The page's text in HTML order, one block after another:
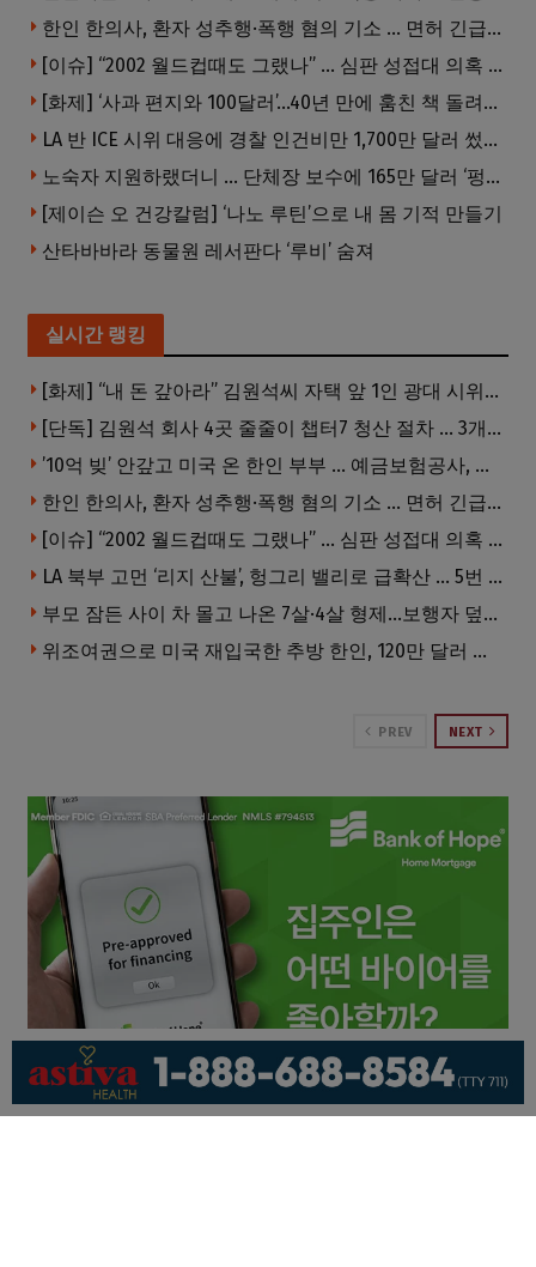
한인 한의사, 환자 성추행·폭행 혐의 기소 … 면허 긴급정지
[이슈] “2002 월드컵때도 그랬나” … 심판 성접대 의혹 해외로 일파만파, 4강 신화까지 불똥
[화제] ‘사과 편지와 100달러’…40년 만에 훔친 책 돌려준 절도범
LA 반 ICE 시위 대응에 경찰 인건비만 1,700만 달러 썼다.
노숙자 지원하랬더니 … 단체장 보수에 165만 달러 ‘펑펑’
[제이슨 오 건강칼럼] ‘나노 루틴’으로 내 몸 기적 만들기
산타바바라 동물원 레서판다 ‘루비’ 숨져
실시간 랭킹
[화제] “내 돈 갚아라” 김원석씨 자택 앞 1인 광대 시위 … 한인 투자사, “108만 달러 못받아”
[단독] 김원석 회사 4곳 줄줄이 챕터7 청산 절차 … 3개 법인 같은 날 동시 파산 신청
’10억 빚’ 안갚고 미국 온 한인 부부 … 예금보험공사, 미국서 소송
한인 한의사, 환자 성추행·폭행 혐의 기소 … 면허 긴급정지
[이슈] “2002 월드컵때도 그랬나” … 심판 성접대 의혹 해외로 일파만파, 4강 신화까지 불똥
LA 북부 고먼 ‘리지 산불’, 헝그리 밸리로 급확산 … 5번 Fwy 양방향 전면 폐쇄
부모 잠든 사이 차 몰고 나온 7살·4살 형제…보행자 덮쳐 중태
위조여권으로 미국 재입국한 추방 한인, 120만 달러 은행 사기 행각
PREV NEXT